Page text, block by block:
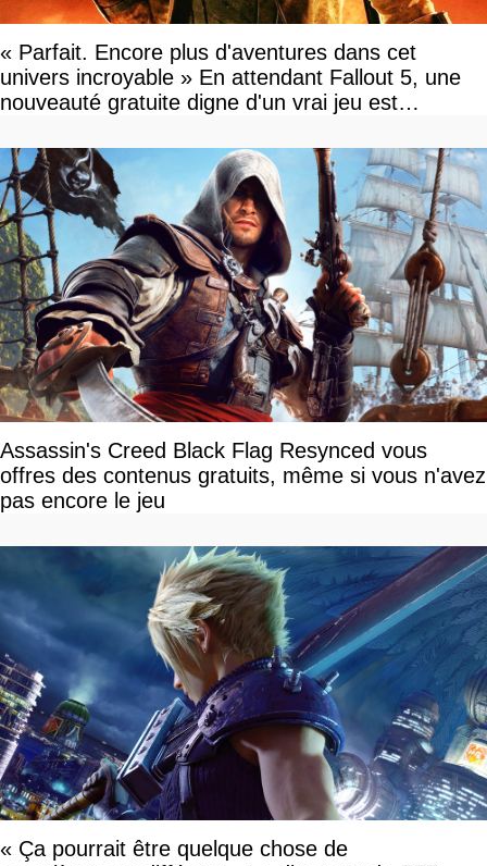
« Parfait. Encore plus d'aventures dans cet
univers incroyable » En attendant Fallout 5, une
nouveauté gratuite digne d'un vrai jeu est
Assassin's Creed Black Flag Resynced vous
offres des contenus gratuits, même si vous n'avez
pas encore le jeu
« Ça pourrait être quelque chose de